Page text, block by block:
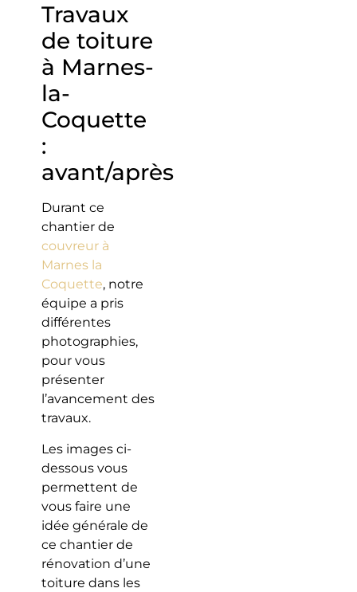
Travaux
de toiture
à Marnes-
la-
Coquette
:
avant/après
Durant ce
chantier de
couvreur à
Marnes la
Coquette, notre
équipe a pris
différentes
photographies,
pour vous
présenter
l’avancement des
travaux.
Les images ci-
dessous vous
permettent de
vous faire une
idée générale de
ce chantier de
rénovation d’une
toiture dans les